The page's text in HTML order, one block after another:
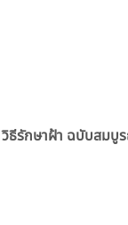
วิธีรักษาฝ้า ฉบับสมบู